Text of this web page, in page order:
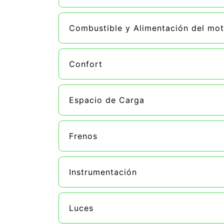
Combustible y Alimentación del
Confort
Espacio de Carga
Frenos
Instrumentación
Luces